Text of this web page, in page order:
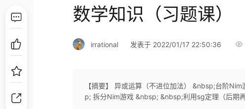
数学知识（习题课）
irrational 发表于 2022/01/17 22:50:36
【摘要】 异或运算（不进位加法） &nbsp;台阶
p; 拆分Nim游戏 &nbsp; &nbsp;利用sg定理（后期